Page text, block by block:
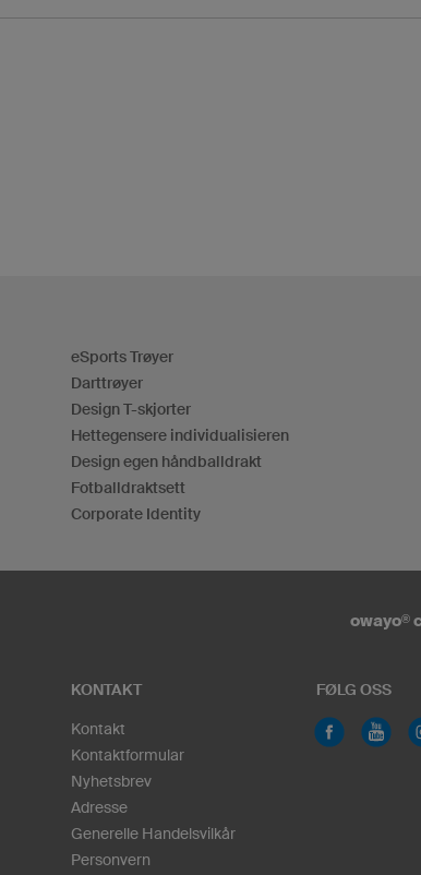
eSports Trøyer
Darttrøyer
Design T-skjorter
Hettegensere individualisieren
Design egen håndballdrakt
Fotballdraktsett
Corporate Identity
owayo®
KONTAKT
Kontakt
Kontaktformular
Nyhetsbrev
Adresse
Generelle Handelsvilkår
Personvern
FØLG OSS